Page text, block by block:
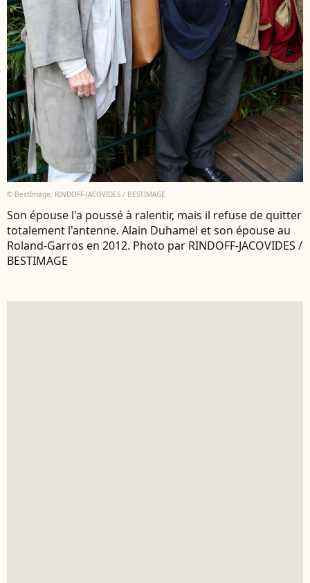
© BestImage, RINDOFF-JACOVIDES / BESTIMAGE
Son épouse l'a poussé à ralentir, mais il refuse de quitter
totalement l'antenne. Alain Duhamel et son épouse au
Roland-Garros en 2012. Photo par RINDOFF-JACOVIDES /
BESTIMAGE